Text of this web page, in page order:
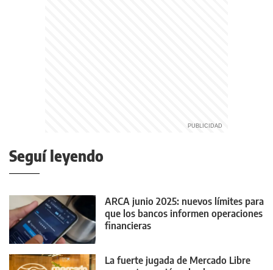
Seguí leyendo
ARCA junio 2025: nuevos límites para
que los bancos informen operaciones
financieras
La fuerte jugada de Mercado Libre